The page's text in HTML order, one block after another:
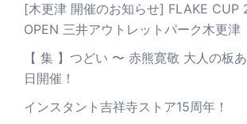
[木更津 開催のお知らせ] FLAKE CUP
OPEN 三井アウトレットパーク木更津
【 集 】つどい 〜 赤熊寛敬 大人の板
日開催！
インスタント吉祥寺ストア15周年！